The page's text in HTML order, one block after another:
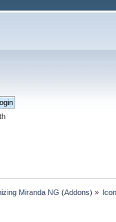
Miranda NG (Addons) »